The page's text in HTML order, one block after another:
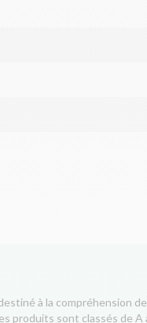
à la compréhension
produits sont classés de A